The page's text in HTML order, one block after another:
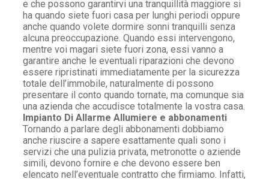
e che possono garantirvi una tranquillità maggiore si
ha quando siete fuori casa per lunghi periodi oppure
anche quando volete dormire sonni tranquilli senza
alcuna preoccupazione. Quando essi intervengono,
mentre voi magari siete fuori zona, essi vanno a
garantire anche le eventuali riparazioni che devono
essere ripristinati immediatamente per la sicurezza
totale dell’immobile, naturalmente di possono
presentare il conto quando tornate, ma comunque sia
una azienda che accudisce totalmente la vostra casa.
Impianto Di Allarme Allumiere e abbonamenti
Tornando a parlare degli abbonamenti dobbiamo
anche riuscire a sapere esattamente quali sono i
servizi che una pulizia privata, metronotte o aziende
simili, devono fornire e che devono essere ben
elencato nell’eventuale contratto che firmiamo. Infatti,